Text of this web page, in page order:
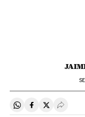
Compartir en
Compartir en
Compartir